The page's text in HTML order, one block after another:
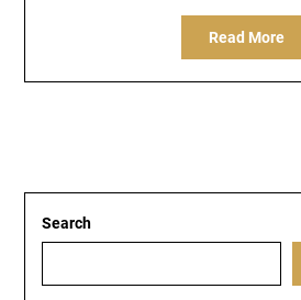
Read More
Search